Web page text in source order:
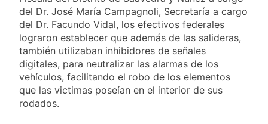
la necesidad de volver
al triunfo
16 Horas Atrás
Caso Loan: crecen
las críticas al fiscal
por presuntas
contradicciones en la
investigación
1 Día Atrás
del Dr. José María Campagnoli, Secretaría a cargo
del Dr. Facundo Vidal, los efectivos federales
lograron establecer que además de las salideras,
también utilizaban inhibidores de señales
digitales, para neutralizar las alarmas de los
vehículos, facilitando el robo de los elementos
que las victimas poseían en el interior de sus
rodados.